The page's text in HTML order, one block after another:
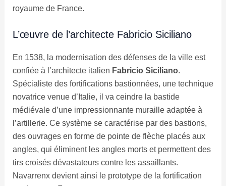
royaume de France.
L’œuvre de l’architecte Fabricio Siciliano
En 1538, la modernisation des défenses de la ville est
confiée à l’architecte italien Fabricio Siciliano.
Spécialiste des fortifications bastionnées, une technique
novatrice venue d’Italie, il va ceindre la bastide
médiévale d’une impressionnante muraille adaptée à
l’artillerie. Ce système se caractérise par des bastions,
des ouvrages en forme de pointe de flèche placés aux
angles, qui éliminent les angles morts et permettent des
tirs croisés dévastateurs contre les assaillants.
Navarrenx devient ainsi le prototype de la fortification